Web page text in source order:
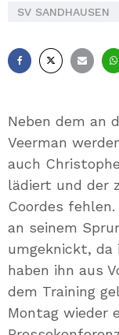
SV SANDHAUSEN
Neben dem an
Veerman
auch
lädiert und der
Coordes
an seinem
umgeknickt,
haben ihn aus
dem Training
Montag wieder